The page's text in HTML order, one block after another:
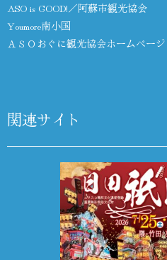
ASO is GOOD!／阿蘇市観光協会
Youmore南小国
ＡＳＯおぐに観光協会ホームページ
関連サイト